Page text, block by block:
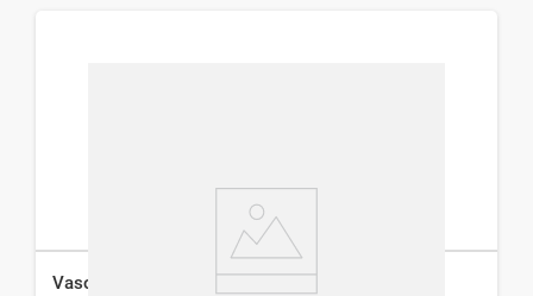
Vaso Infantil Avent Easy Sip Rosa x 260 ml